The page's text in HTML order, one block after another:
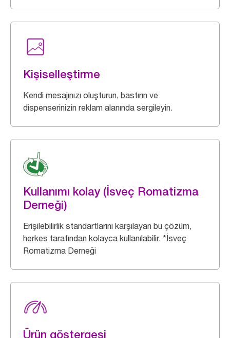
Kişiselleştirme
Kendi mesajınızı oluşturun, bastırın ve
dispenserinizin reklam alanında sergileyin.
Kullanımı kolay (İsveç Romatizma
Derneği)
Erişilebilirlik standartlarını karşılayan bu çözüm,
herkes tarafından kolayca kullanılabilir. *İsveç
Romatizma Derneği
Ürün göstergesi